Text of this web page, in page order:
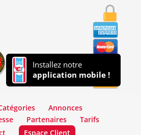
Installez notre
application mobile !
Annonces
Partenaires
Tarifs
Espace Client